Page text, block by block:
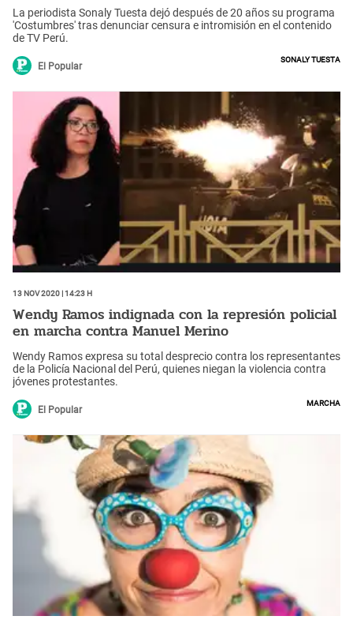
La periodista Sonaly Tuesta dejó después de 20 años su programa
'Costumbres' tras denunciar censura e intromisión en el contenido
de TV Perú.
El Popular
Sonaly Tuesta
13 Nov 2020 | 14:23 h
Wendy Ramos indignada con la represión policial
en marcha contra Manuel Merino
Wendy Ramos expresa su total desprecio contra los representantes
de la Policía Nacional del Perú, quienes niegan la violencia contra
jóvenes protestantes.
El Popular
Marcha